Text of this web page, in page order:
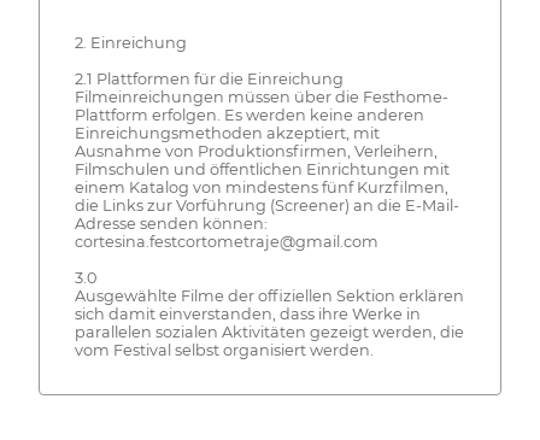
2. Einreichung
2.1 Plattformen für die Einreichung
Filmeinreichungen müssen über die Festhome-
Plattform erfolgen. Es werden keine anderen
Einreichungsmethoden akzeptiert, mit
Ausnahme von Produktionsfirmen, Verleihern,
Filmschulen und öffentlichen Einrichtungen mit
einem Katalog von mindestens fünf Kurzfilmen,
die Links zur Vorführung (Screener) an die E-Mail-
Adresse senden können:
cortesina.festcortometraje@gmail.com
3.0
Ausgewählte Filme der offiziellen Sektion erklären
sich damit einverstanden, dass ihre Werke in
parallelen sozialen Aktivitäten gezeigt werden, die
vom Festival selbst organisiert werden.